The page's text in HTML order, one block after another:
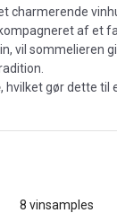
charmerende
af et
vil sommelieren
, hvilket gør dette til
8 vinsamples